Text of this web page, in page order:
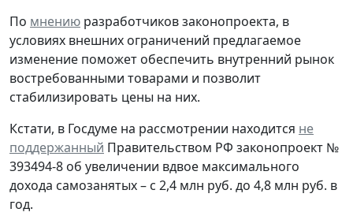
По мнению разработчиков законопроекта, в
условиях внешних ограничений предлагаемое
изменение поможет обеспечить внутренний рынок
востребованными товарами и позволит
стабилизировать цены на них.
Кстати, в Госдуме на рассмотрении находится не
поддержанный Правительством РФ законопроект №
393494-8 об увеличении вдвое максимального
дохода самозанятых – с 2,4 млн руб. до 4,8 млн руб. в
год.